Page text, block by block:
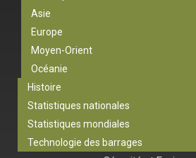
Asie
Europe
Moyen-Orient
Océanie
Histoire
Statistiques nationales
Statistiques mondiales
Technologie des barrages